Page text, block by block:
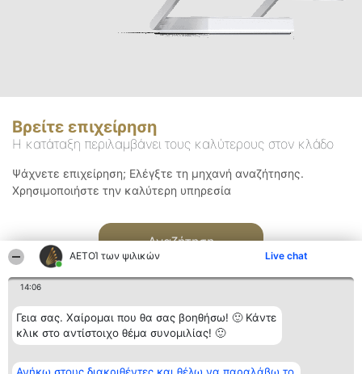
ΑΕΤΟΊ των ψιλικών Live chat
14:06
Γεια σας. Χαίρομαι που θα σας βοηθήσω! 🙂 Κάντε
κλικ στο αντίστοιχο θέμα συνομιλίας! 🙂
Βρείτε επιχείρηση
Η κατάταξη περιλαμβάνει τους καλύτερους στον κλάδο
Ψάχνετε επιχείρηση; Ελέγξτε τη μηχανή αναζήτησης.
Χρησιμοποιήστε την καλύτερη υπηρεσία
Αναζήτηση
Διοργανωτής της
κατάταξης
Κατάταξη
Διακριθέντες
Επικοινωνία
Επικοινωνία